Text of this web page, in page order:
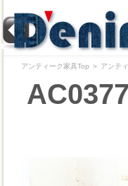
アンティーク家具Top ＞ アンテ